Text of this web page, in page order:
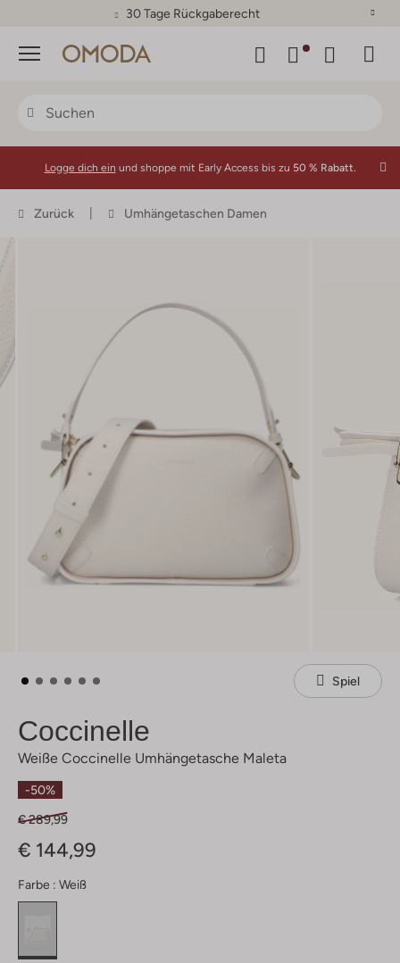
30 Tage Rückgaberecht
Menü
Logge dich ein und shoppe mit Early Access bis zu 50 % Rabatt.
Zurück Umhängetaschen Damen
Spiel
Coccinelle
Weiße Coccinelle Umhängetasche Maleta
-50%
€ 289,99
€ 144,99
Farbe : Weiß